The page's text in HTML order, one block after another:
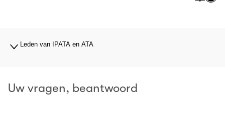
Leden van IPATA en ATA
Uw vragen, beantwoord